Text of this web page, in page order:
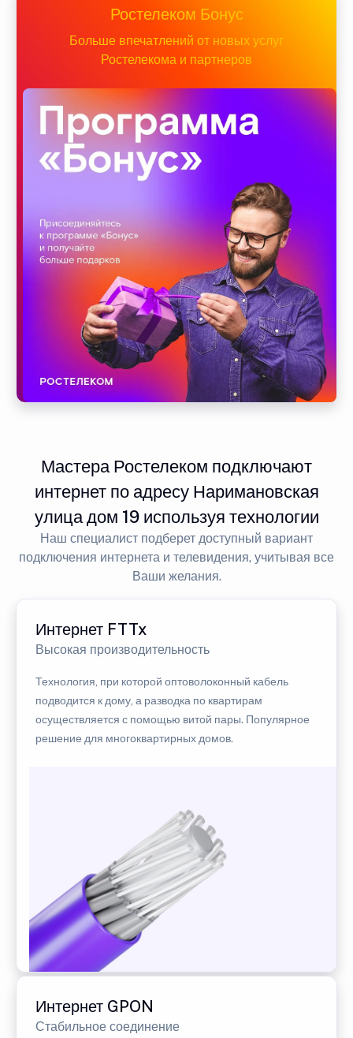
Ростелеком Бонус
Больше впечатлений от новых услуг
Ростелекома и партнеров
Мастера Ростелеком подключают
интернет по адресу Наримановская
улица дом 19 используя технологии
Наш специалист подберет доступный вариант
подключения интернета и телевидения, учитывая все
Ваши желания.
Интернет FTTx
Высокая производительность
Технология, при которой оптоволоконный кабель
подводится к дому, а разводка по квартирам
осуществляется с помощью витой пары. Популярное
решение для многоквартирных домов.
Интернет GPON
Стабильное соединение